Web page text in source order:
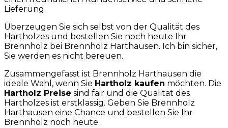
Lieferung.
Überzeugen Sie sich selbst von der Qualität des
Hartholzes und bestellen Sie noch heute Ihr
Brennholz bei Brennholz Harthausen. Ich bin sicher,
Sie werden es nicht bereuen.
Zusammengefasst ist Brennholz Harthausen die
ideale Wahl, wenn Sie Hartholz kaufen möchten. Die
Hartholz Preise sind fair und die Qualität des
Hartholzes ist erstklassig. Geben Sie Brennholz
Harthausen eine Chance und bestellen Sie Ihr
Brennholz noch heute.